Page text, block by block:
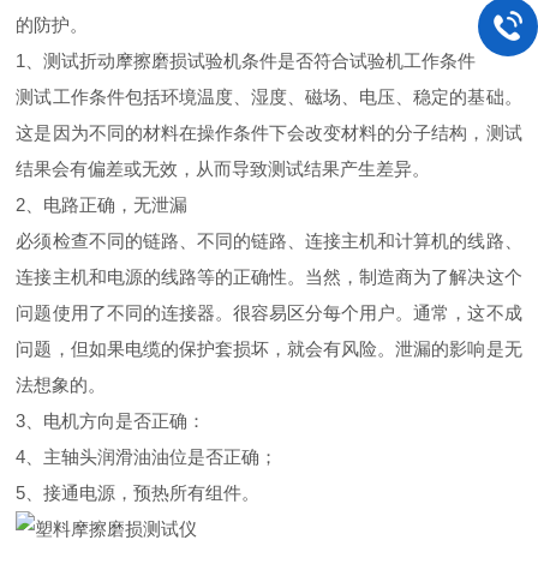
的防护。
1、测试折动摩擦磨损试验机条件是否符合试验机工作条件
测试工作条件包括环境温度、湿度、磁场、电压、稳定的基础。
这是因为不同的材料在操作条件下会改变材料的分子结构，测试
结果会有偏差或无效，从而导致测试结果产生差异。
2、电路正确，无泄漏
必须检查不同的链路、不同的链路、连接主机和计算机的线路、
连接主机和电源的线路等的正确性。当然，制造商为了解决这个
问题使用了不同的连接器。很容易区分每个用户。通常，这不成
问题，但如果电缆的保护套损坏，就会有风险。泄漏的影响是无
法想象的。
3、电机方向是否正确：
4、主轴头润滑油油位是否正确；
5、接通电源，预热所有组件。